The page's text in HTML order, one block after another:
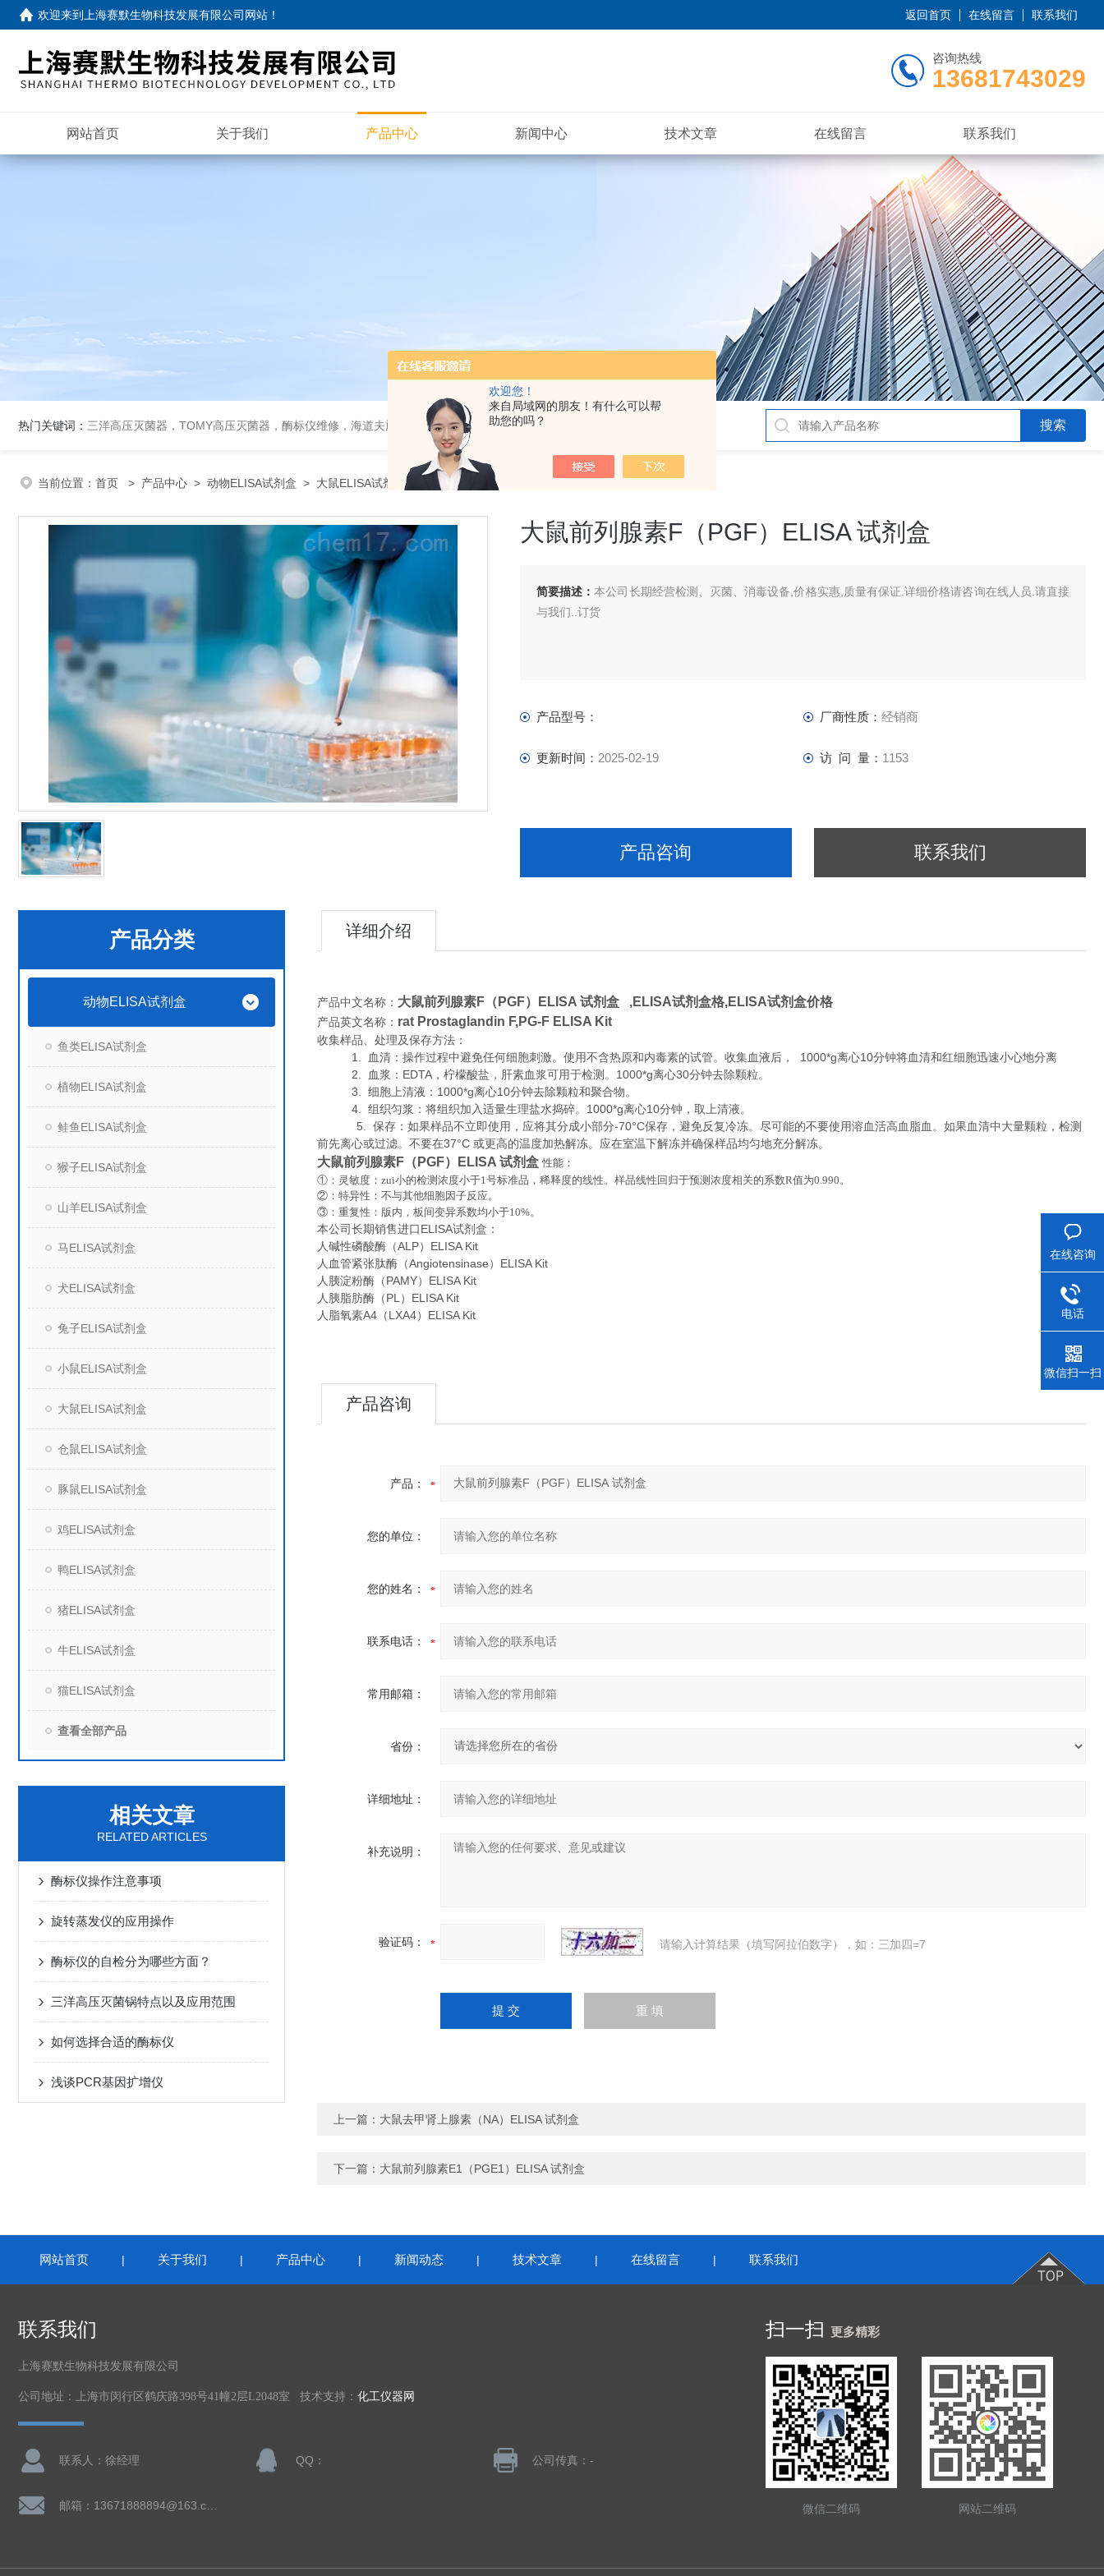
欢迎您！
来自局域网的朋友！有什么可以帮
助您的吗？
欢迎来到 上海赛默生物科技发展有限公司网站 ！ 返回首页 在线留言 联系我们
咨询热线
13681743029
网站首页 关于我们 产品中心 新闻中心 技术文章 在线留言 联系我们
热门关键词： 三洋高压灭菌器，TOMY高压灭菌器，酶标仪维修，海道夫旋转蒸发仪
当前位置： 首页 > 产品中心 > 动物ELISA试剂盒 > 大鼠ELISA试剂盒> 大鼠前列腺素F（PGF）ELISA 试剂盒
大鼠前列腺素F（PGF）ELISA 试剂盒
简要描述：本公司长期经营检测、灭菌、消毒设备,价格实惠,质量有保证.详细价格请咨询在线人员.请直接
与我们..订货
产品型号： 厂商性质： 经销商
更新时间： 2025-02-19 访 问 量： 1153
产品咨询 联系我们
产品分类
动物ELISA试剂盒
鱼类ELISA试剂盒
植物ELISA试剂盒
鲑鱼ELISA试剂盒
猴子ELISA试剂盒
山羊ELISA试剂盒
马ELISA试剂盒
犬ELISA试剂盒
兔子ELISA试剂盒
小鼠ELISA试剂盒
大鼠ELISA试剂盒
仓鼠ELISA试剂盒
豚鼠ELISA试剂盒
鸡ELISA试剂盒
鸭ELISA试剂盒
猪ELISA试剂盒
牛ELISA试剂盒
猫ELISA试剂盒
查看全部产品
相关文章
RELATED ARTICLES
酶标仪操作注意事项
旋转蒸发仪的应用操作
酶标仪的自检分为哪些方面？
三洋高压灭菌锅特点以及应用范围
如何选择合适的酶标仪
浅谈PCR基因扩增仪
详细介绍
产品中文名称： 大鼠前列腺素F（PGF）ELISA 试剂盒 ,ELISA试剂盒格,ELISA试剂盒价格
产品英文名称： rat Prostaglandin F,PG-F ELISA Kit
收集样品、处理及保存方法：
1. 血清：操作过程中避免任何细胞刺激。使用不含热原和内毒素的试管。收集血液后， 1000*g离心10分钟将血清和红细胞迅速小心地分离
2. 血浆：EDTA，柠檬酸盐，肝素血浆可用于检测。1000*g离心30分钟去除颗粒。
3. 细胞上清液：1000*g离心10分钟去除颗粒和聚合物。
4. 组织匀浆：将组织加入适量生理盐水捣碎。1000*g离心10分钟，取上清液。
5. 保存：如果样品不立即使用，应将其分成小部分-70°C保存，避免反复冷冻。尽可能的不要使用溶血活高血脂血。如果血清中大量颗粒，检测
前先离心或过滤。不要在37°C 或更高的温度加热解冻。应在室温下解冻并确保样品均匀地充分解冻。
大鼠前列腺素F（PGF）ELISA 试剂盒 性能：
①：灵敏度：zui小的检测浓度小于1号标准品，稀释度的线性。样品线性回归于预测浓度相关的系数R值为0.990。
②：特异性：不与其他细胞因子反应。
③：重复性：版内，板间变异系数均小于10%。
本公司长期销售进口ELISA试剂盒：
人碱性磷酸酶（ALP）ELISA Kit
人血管紧张肽酶（Angiotensinase）ELISA Kit
人胰淀粉酶（PAMY）ELISA Kit
人胰脂肪酶（PL）ELISA Kit
人脂氧素A4（LXA4）ELISA Kit
产品咨询
产品：
您的单位：
您的姓名：
联系电话：
常用邮箱：
省份：
详细地址：
补充说明：
验证码： 请输入计算结果（填写阿拉伯数字），如：三加四=7
上一篇： 大鼠去甲肾上腺素（NA）ELISA 试剂盒
下一篇： 大鼠前列腺素E1（PGE1）ELISA 试剂盒
网站首页 | 关于我们 | 产品中心 | 新闻动态 | 技术文章 | 在线留言 | 联系我们
联系我们
上海赛默生物科技发展有限公司
公司地址：上海市闵行区鹤庆路398号41幢2层L2048室 技术支持： 化工仪器网
联系人：徐经理 QQ： 公司传真：-
扫一扫 更多精彩
微信二维码 网站二维码
在线咨询
电话
微信扫一扫